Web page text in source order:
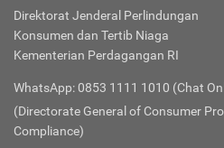
Direktorat Jenderal Perlindungan
Konsumen dan Tertib Niaga
Kementerian Perdagangan RI
WhatsApp: 0853 1111 1010 (Chat
(Directorate General of Consumer
Compliance)